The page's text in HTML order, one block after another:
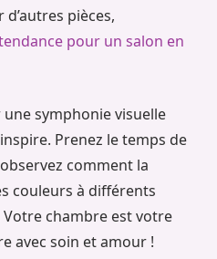
pièces,
pour un salon en
symphonie visuelle
Prenez le temps de
comment la
couleurs à différents
chambre est votre
avec soin et amour !